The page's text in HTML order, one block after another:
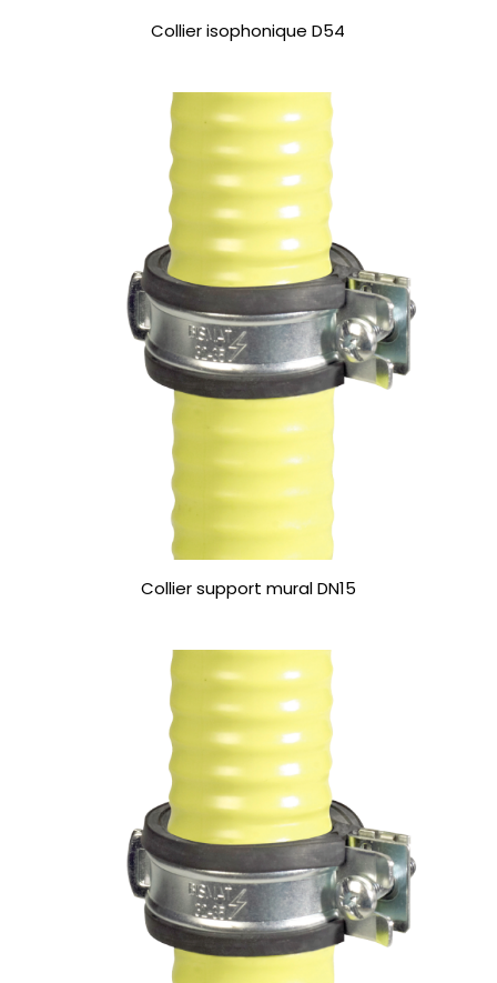
Collier isophonique D54
Collier support mural DN15